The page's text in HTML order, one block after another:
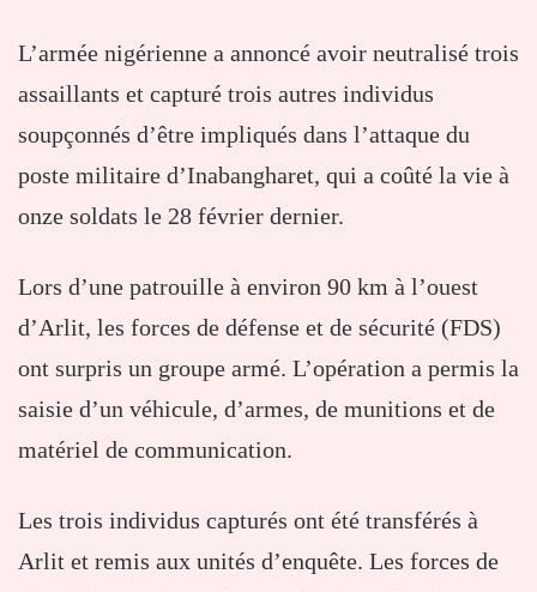
L’armée nigérienne a annoncé avoir neutralisé trois
assaillants et capturé trois autres individus
soupçonnés d’être impliqués dans l’attaque du
poste militaire d’Inabangharet, qui a coûté la vie à
onze soldats le 28 février dernier.
Lors d’une patrouille à environ 90 km à l’ouest
d’Arlit, les forces de défense et de sécurité (FDS)
ont surpris un groupe armé. L’opération a permis la
saisie d’un véhicule, d’armes, de munitions et de
matériel de communication.
Les trois individus capturés ont été transférés à
Arlit et remis aux unités d’enquête. Les forces de